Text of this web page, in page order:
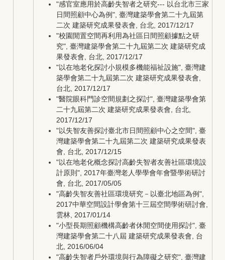
"感官室應用於高齡失智者之研究--- 以台北市三家
日間照顧中心為例", 臺灣建築學會第二十九屆第
二次 建築研究成果發表會, 台北, 2017/12/17
"校園閒置空間再利用為社區日間照顧據點之研
究", 臺灣建築學會第二十九屆第二次 建築研究成
果發表會, 台北, 2017/12/17
"以在地老化探討小規模多機能福祉設施", 臺灣建
築學會第二十九屆第二次 建築研究成果發表會,
台北, 2017/12/17
"醫院眼科門診空間規劃之探討", 臺灣建築學會第
二十九屆第二次 建築研究成果發表會, 台北,
2017/12/17
"以失智友善探討臺北市日間照顧中心之空間", 臺
灣建築學會第二十九屆第二次 建築研究成果發表
會, 台北, 2017/12/15
"以在地老化概念探討高齡失智者友善社區環境設
計原則", 2017年臺灣老人學學會年會暨學術研討
會, 台北, 2017/05/05
"高齡失智友善社區環境研究－以臺北地區為例",
2017中華空間設計學會第十三屆空間學術研討會,
雲林, 2017/01/14
"小型長期照顧機構高齡者休閒空間使用探討", 臺
灣建築學會第二十八屆 建築研究成果發表會, 台
北, 2016/06/04
"高齡失智者戶外環境與行為障礙之研究", 臺灣建